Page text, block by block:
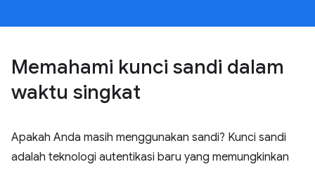
Memahami kunci sandi dalam
waktu singkat
Apakah Anda masih menggunakan sandi? Kunci sandi
adalah teknologi autentikasi baru yang memungkinkan